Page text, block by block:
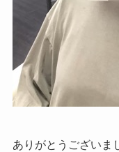
ありがとうございま